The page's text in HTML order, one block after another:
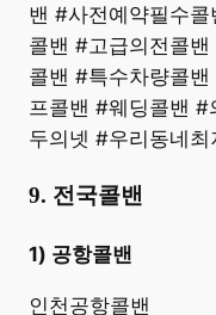
밴 #사전예약필수
콜밴 #고급의전콜
콜밴 #특수차량콜
프콜밴 #웨딩콜밴
두의넷 #우리동네최
9. 전국콜밴
1) 공항콜밴
인천공항콜밴